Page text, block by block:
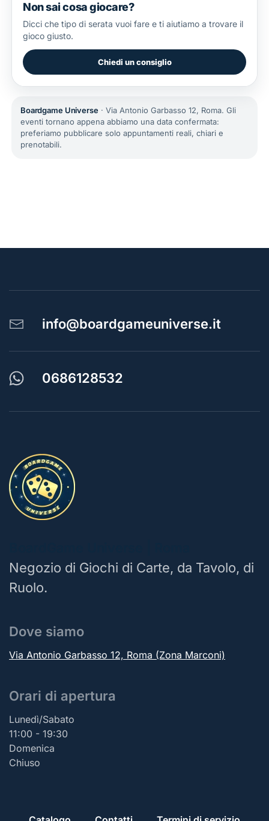
Non sai cosa giocare?
Dicci che tipo di serata vuoi fare e ti aiutiamo a trovare il
gioco giusto.
Chiedi un consiglio
Boardgame Universe· Via Antonio Garbasso 12, Roma. Gli
eventi tornano appena abbiamo una data confermata:
preferiamo pubblicare solo appuntamenti reali, chiari e
prenotabili.
info@boardgameuniverse.it
0686128532
Negozio di Giochi di Carte, da Tavolo, di
Ruolo.
Dove siamo
Via Antonio Garbasso 12, Roma (Zona Marconi)
Orari di apertura
Lunedì/Sabato
11:00 - 19:30
Domenica
Chiuso